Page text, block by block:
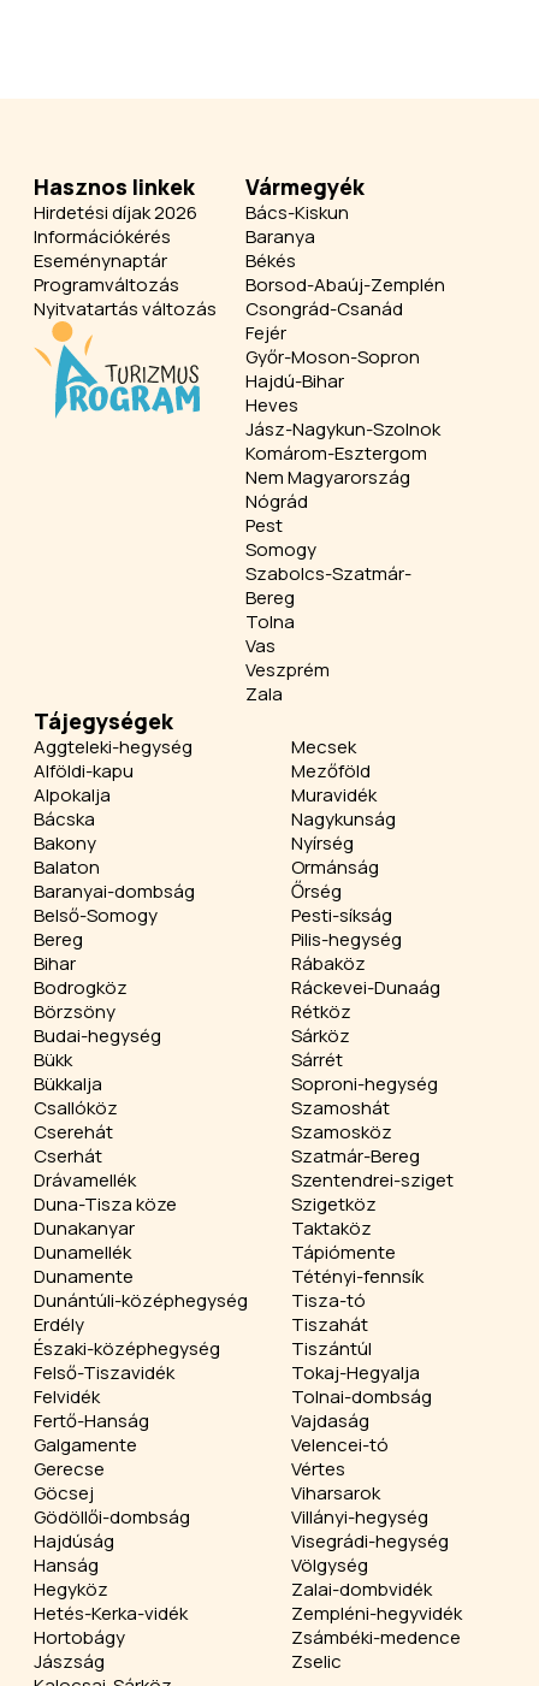
Hasznos linkek
Hirdetési díjak 2026
Információkérés
Eseménynaptár
Programváltozás
Nyitvatartás változás
Vármegyék
Bács-Kiskun
Baranya
Békés
Borsod-Abaúj-Zemplén
Csongrád-Csanád
Fejér
Győr-Moson-Sopron
Hajdú-Bihar
Heves
Jász-Nagykun-Szolnok
Komárom-Esztergom
Nem Magyarország
Nógrád
Pest
Somogy
Szabolcs-Szatmár-
Bereg
Tolna
Vas
Veszprém
Zala
Tájegységek
Aggteleki-hegység
Alföldi-kapu
Alpokalja
Bácska
Bakony
Balaton
Baranyai-dombság
Belső-Somogy
Bereg
Bihar
Bodrogköz
Börzsöny
Budai-hegység
Bükk
Bükkalja
Csallóköz
Cserehát
Cserhát
Drávamellék
Duna-Tisza köze
Dunakanyar
Dunamellék
Dunamente
Dunántúli-középhegység
Erdély
Északi-középhegység
Felső-Tiszavidék
Felvidék
Fertő-Hanság
Galgamente
Gerecse
Göcsej
Gödöllői-dombság
Hajdúság
Hanság
Hegyköz
Hetés-Kerka-vidék
Hortobágy
Jászság
Mecsek
Mezőföld
Muravidék
Nagykunság
Nyírség
Ormánság
Őrség
Pesti-síkság
Pilis-hegység
Rábaköz
Ráckevei-Dunaág
Rétköz
Sárköz
Sárrét
Soproni-hegység
Szamoshát
Szamosköz
Szatmár-Bereg
Szentendrei-sziget
Szigetköz
Taktaköz
Tápiómente
Tétényi-fennsík
Tisza-tó
Tiszahát
Tiszántúl
Tokaj-Hegyalja
Tolnai-dombság
Vajdaság
Velencei-tó
Vértes
Viharsarok
Villányi-hegység
Visegrádi-hegység
Völgység
Zalai-dombvidék
Zempléni-hegyvidék
Zsámbéki-medence
Zselic